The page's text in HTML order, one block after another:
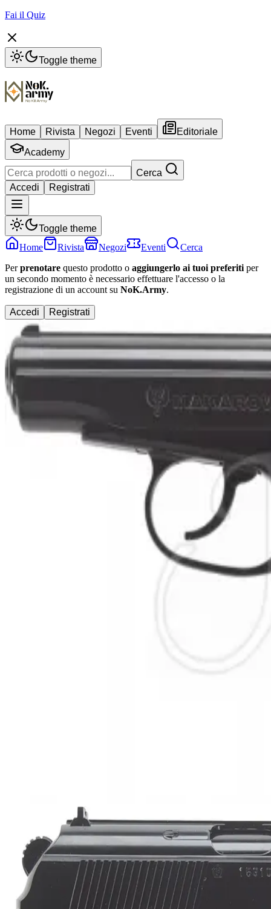
Fai il Quiz
Toggle theme
Home Rivista Negozi Eventi
Editoriale
Academy
Cerca
Accedi
Registrati
Toggle theme
Home
Rivista Negozi Eventi
Cerca
Perprenotare questo prodotto o aggiungerlo ai tuoi preferiti per
un secondo momento è necessario effettuare l'accesso o la
registrazione di un account su NoK.Army.
Accedi Registrati